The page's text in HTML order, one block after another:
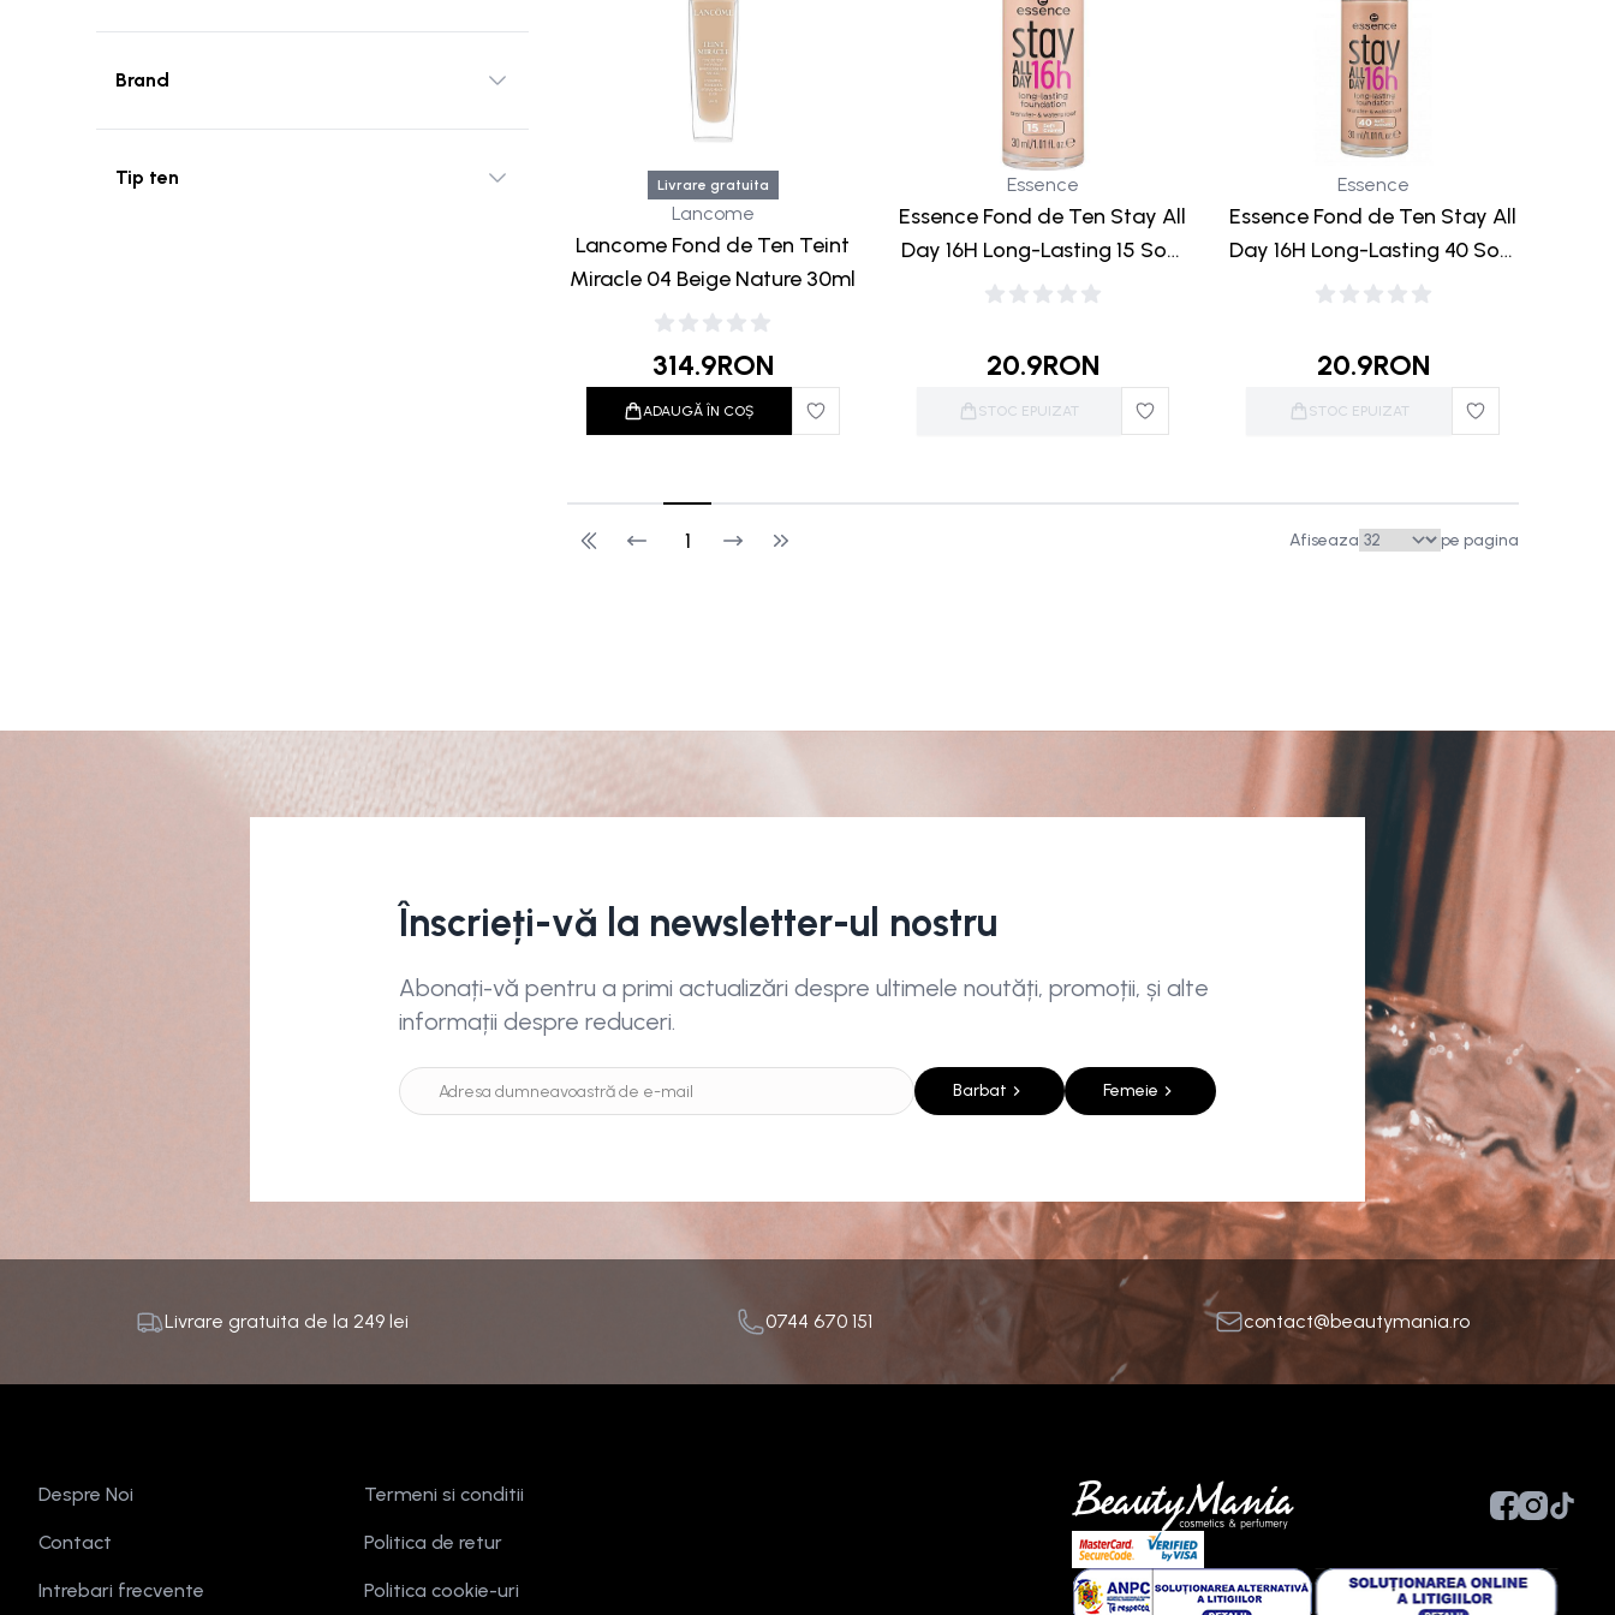
Brand
Tip ten Livrare gratuita
Lancome
Lancome Fond de Ten Teint
Miracle 04 Beige Nature 30ml
314.9RON
ADAUGĂ ÎN COȘ
Essence
Essence Fond de Ten Stay All
Day 16H Long-Lasting 15 Soft
Creme 30ml
20.9RON
STOC EPUIZAT
Essence
Essence Fond de Ten Stay All
Day 16H Long-Lasting 40 Soft
Honey 30ml
20.9RON
STOC EPUIZAT
1 Afiseaza pe pagina
Înscrieți-vă la newsletter-ul nostru
Abonați-vă pentru a primi actualizări despre ultimele noutăți, promoții, și alte
informații despre reduceri.
Barbat Femeie
Livrare gratuita de la249 lei 0744 670 151 contact@beautymania.ro
Despre Noi
Contact
Intrebari frecvente
Termeni si conditii
Politica de retur
Politica cookie-uri